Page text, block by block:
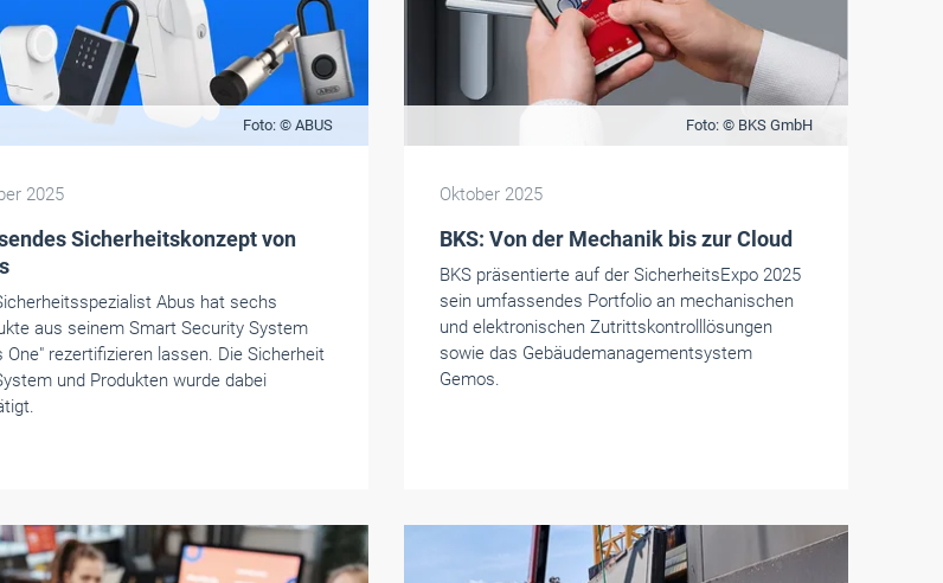
Foto: © ABUS
2025
Sicherheitskonzept von
Abus hat sechs
aus seinem Smart Security System
One" rezertifizieren lassen. Die Sicherheit
und Produkten wurde dabei
Foto: © BKS GmbH
Oktober 2025
BKS: Von der Mechanik bis zur Cloud
BKS präsentierte auf der SicherheitsExpo 2025
sein umfassendes Portfolio an mechanischen
und elektronischen Zutrittskontrolllösungen
sowie das Gebäudemanagementsystem
Gemos.